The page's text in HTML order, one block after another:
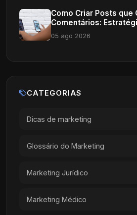
Como Criar Posts que
Comentários:
05 ago 2026
CATEGORIAS
Dicas de marketing
Glossário do Marketing
Marketing Jurídico
Marketing Médico